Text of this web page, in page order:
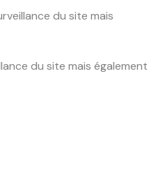
du site mais
du site mais également